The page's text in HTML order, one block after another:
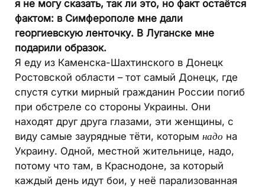
я не могу сказать, так ли это, но факт остаётся
фактом: в Симферополе мне дали
георгиевскую ленточку. В Луганске мне
подарили образок.
Я еду из Каменска-Шахтинского в Донецк
Ростовской области – тот самый Донецк, где
спустя сутки мирный гражданин России погиб
при обстреле со стороны Украины. Они
находят друг друга глазами, эти женщины, с
виду самые заурядные тёти, которым надо на
Украину. Одной, местной жительнице, надо,
потому что там, в Краснодоне, за который
каждый день идут бои, у неё парализованная